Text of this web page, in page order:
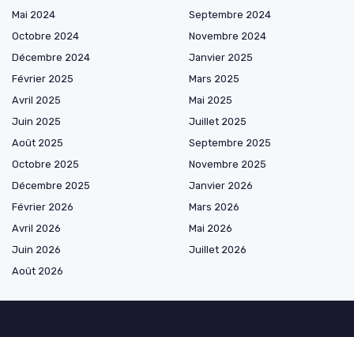
Mai 2024
Septembre 2024
Octobre 2024
Novembre 2024
Décembre 2024
Janvier 2025
Février 2025
Mars 2025
Avril 2025
Mai 2025
Juin 2025
Juillet 2025
Août 2025
Septembre 2025
Octobre 2025
Novembre 2025
Décembre 2025
Janvier 2026
Février 2026
Mars 2026
Avril 2026
Mai 2026
Juin 2026
Juillet 2026
Août 2026